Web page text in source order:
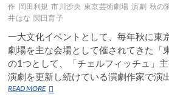
作 岡田利規 市川沙央 東京芸術劇場 演劇 秋の
井はな 関田育子
一大文化イベントとして、毎年秋に東
劇場を主な会場として催されてきた「
の1つとして、「チェルフィッチュ」主
演劇を更新し続けている演劇作家で演
READ MORE舞